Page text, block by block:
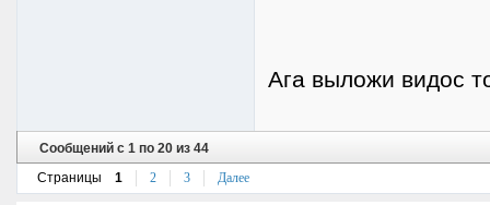
Ага выложи видос
Сообщений с 1 по 20 из 44
Страницы
1 2 3 Далее